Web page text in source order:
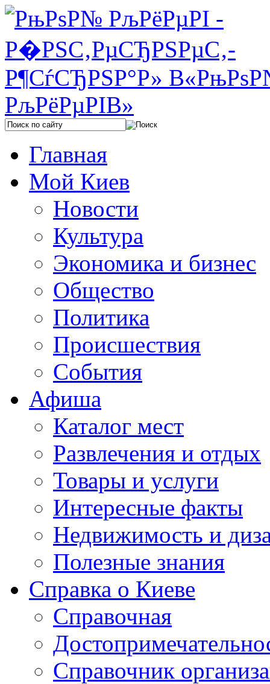
Главная
Мой Киев
Новости
Культура
Экономика и бизнес
Общество
Политика
Происшествия
События
Афиша
Каталог мест
Развлечения и отдых
Товары и услуги
Интересные факты
Недвижимость и
Полезные знания
Справка о Киеве
Справочная
Справочник